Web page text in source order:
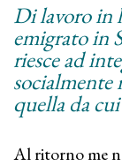
Di lavoro in
emigrato in
riesce ad
socialmente
quella da
Al ritorno me